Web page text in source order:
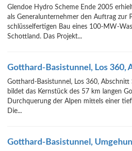
Glendoe Hydro Scheme Ende 2005
als Generalunternehmer den Auftrag zur
schlüsselfertigen Bau eines 100-MW-
Schottland. Das Projekt...
Gotthard-Basistunnel, Los 360,
Gotthard-Basistunnel, Los 360, Abschnitt
bildet das Kernstück des 57 km langen
Durchquerung der Alpen mittels einer
Die...
Gotthard-Basistunnel,